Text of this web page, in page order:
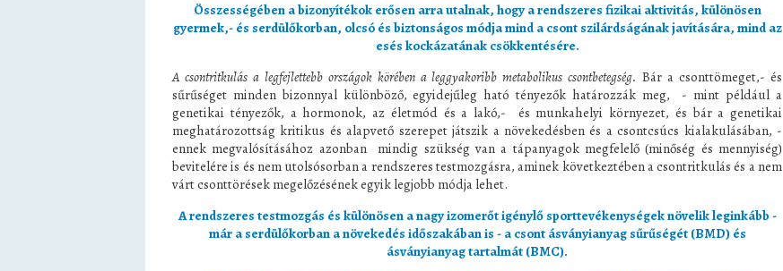
Összességében a bizonyítékok erősen arra utalnak, hogy a rendszeres fizikai aktivitás, különösen
gyermek,- és serdülőkorban, olcsó és biztonságos módja mind a csont szilárdságának javítására, mind az
esés kockázatának csökkentésére.
A csontritkulás a legfejlettebb országok körében a leggyakoribb metabolikus csontbetegség. Bár a csonttömeget,- és
sűrűséget minden bizonnyal különböző, egyidejűleg ható tényezők határozzák meg, - mint például a
genetikai tényezők, a hormonok, az életmód és a lakó,- és munkahelyi környezet, és bár a genetikai
meghatározottság kritikus és alapvető szerepet játszik a növekedésben és a csontcsúcs kialakulásában, -
ennek megvalósításához azonban mindig szükség van a tápanyagok megfelelő (minőség és mennyiség)
bevitelére is és nem utolsósorban a rendszeres testmozgásra, aminek következtében a csontritkulás és a nem
várt csonttörések megelőzésének egyik legjobb módja lehet.
A rendszeres testmozgás és különösen a nagy izomerőt igénylő sporttevékenységek növelik leginkább -
már a serdülőkorban a növekedés időszakában is - a csont ásványianyag sűrűségét (BMD) és
ásványianyag tartalmát (BMC).